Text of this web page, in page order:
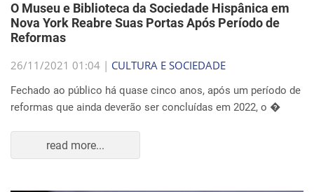
O Museu e Biblioteca da Sociedade Hispânica em
Nova York Reabre Suas Portas Após Período de
Reformas
26/11/2021 01:04 | CULTURA E SOCIEDADE
Fechado ao público há quase cinco anos, após um período de
reformas que ainda deverão ser concluídas em 2022, o �
read more...